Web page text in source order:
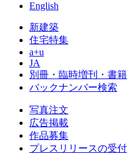
English
新建築
住宅特集
a+u
JA
別冊・臨時増刊・書籍
バックナンバー検索
写真注文
広告掲載
作品募集
プレスリリースの受付